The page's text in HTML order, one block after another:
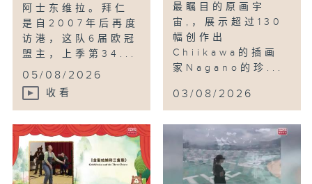
阿士东维拉。拜仁
是自2007年后再度
访港，这队6届欧冠
盟主，上季第34...
05/08/2026
收看
最瞩目的原画宇
宙,，展示超过130
幅创作出
Chiikawa的插画
家Nagano的珍...
03/08/2026